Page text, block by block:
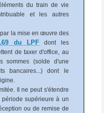
du train de vie
et les autres
par la mise en œuvre des
du LPF dont les
de taxer d'office, au
sommes (solde d'une
bancaires...) dont le
Il ne peut s'étendre
supérieure à un
ou de remise de